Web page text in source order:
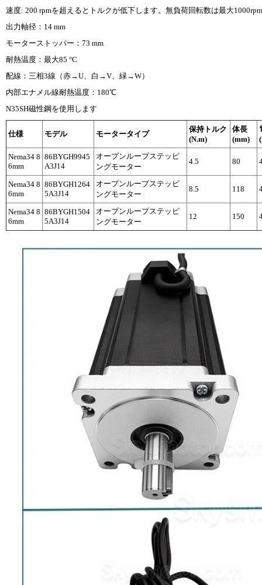
速度: 200 rpmを超えるとトルクが低下します。無負荷回転数は最大
出力軸径：14 mm
モーターストッパー：73 mm
耐熱温度：最大85 °C
配線：三相3線（赤→U、白→V、緑→W）
内部エナメル線耐熱温度：180℃
N35SH磁性鋼を使用します
仕様 モデル モータータイプ
保持トルク
(N.m)
体長
(mm)
Nema34 8
6mm
86BYGH9945
A3J14
オープンループステッピ
ングモーター
4.5 80
Nema34 8
6mm
86BYGH1264
5A3J14
オープンループステッピ
ングモーター
8.5 118
Nema34 8
6mm
86BYGH1504
5A3J14
オープンループステッピ
ングモーター
12 150